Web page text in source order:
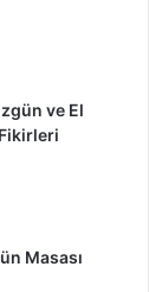
ve El
Masası